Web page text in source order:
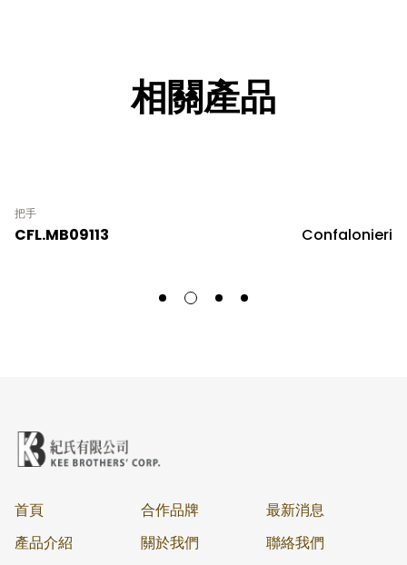
相關產品
把手
CFL.MB09113 Confalonieri
首頁
產品介紹
合作品牌
關於我們
最新消息
聯絡我們